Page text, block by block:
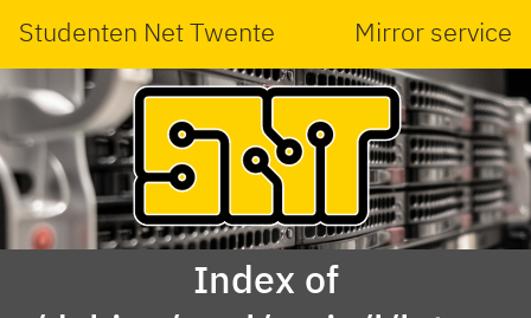
Studenten Net Twente Mirror service
Index of